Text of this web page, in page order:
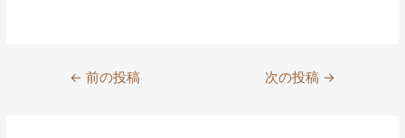
← 前の投稿 次の投稿 →